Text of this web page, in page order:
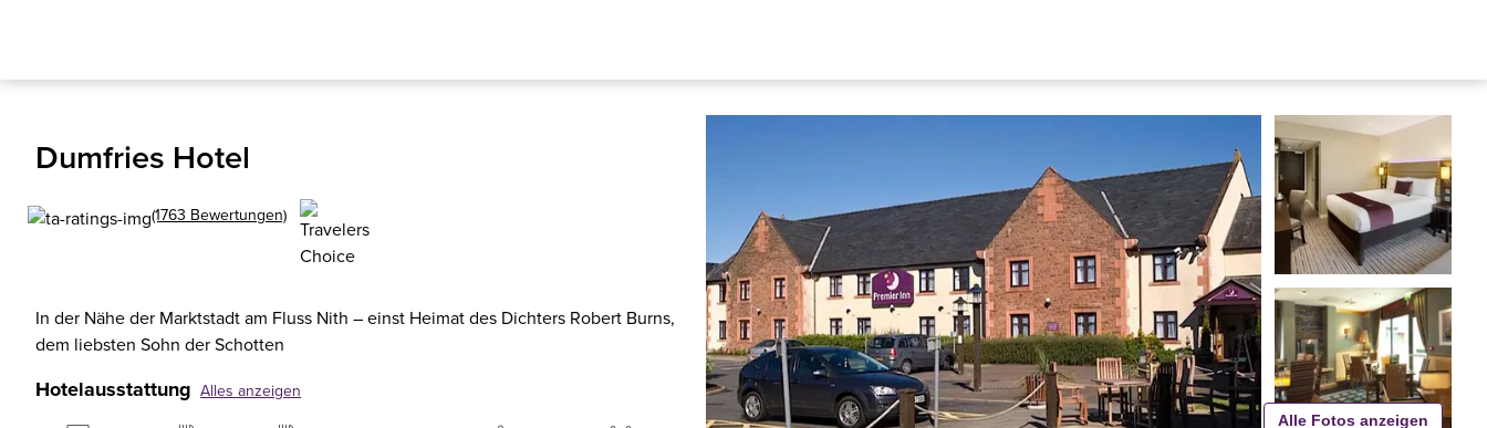
Dumfries Hotel
(1763 Bewertungen)
In der Nähe der Marktstadt am Fluss Nith – einst Heimat des Dichters Robert Burns,
dem liebsten Sohn der Schotten
Hotelausstattung Alles anzeigen
Alle Fotos anzeigen